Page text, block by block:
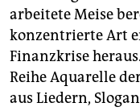
arbeitete Meise
konzentrierte Art
Finanzkrise
Reihe Aquarelle
aus Liedern,